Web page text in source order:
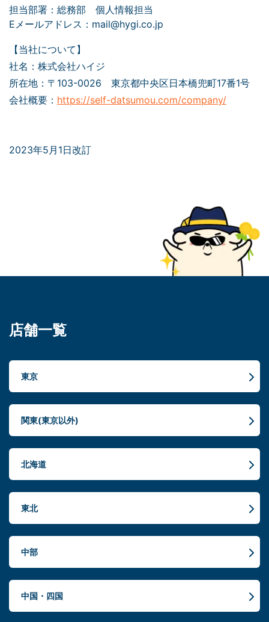
担当部署：総務部 個人情報担当
Eメールアドレス：mail@hygi.co.jp
【当社について】
社名：株式会社ハイジ
所在地：〒103-0026 東京都中央区日本橋兜町17番1号
会社概要： https://self-datsumou.com/company/
2023年5月1日改訂
店舗一覧
東京
関東(東京以外)
北海道
東北
中部
中国・四国